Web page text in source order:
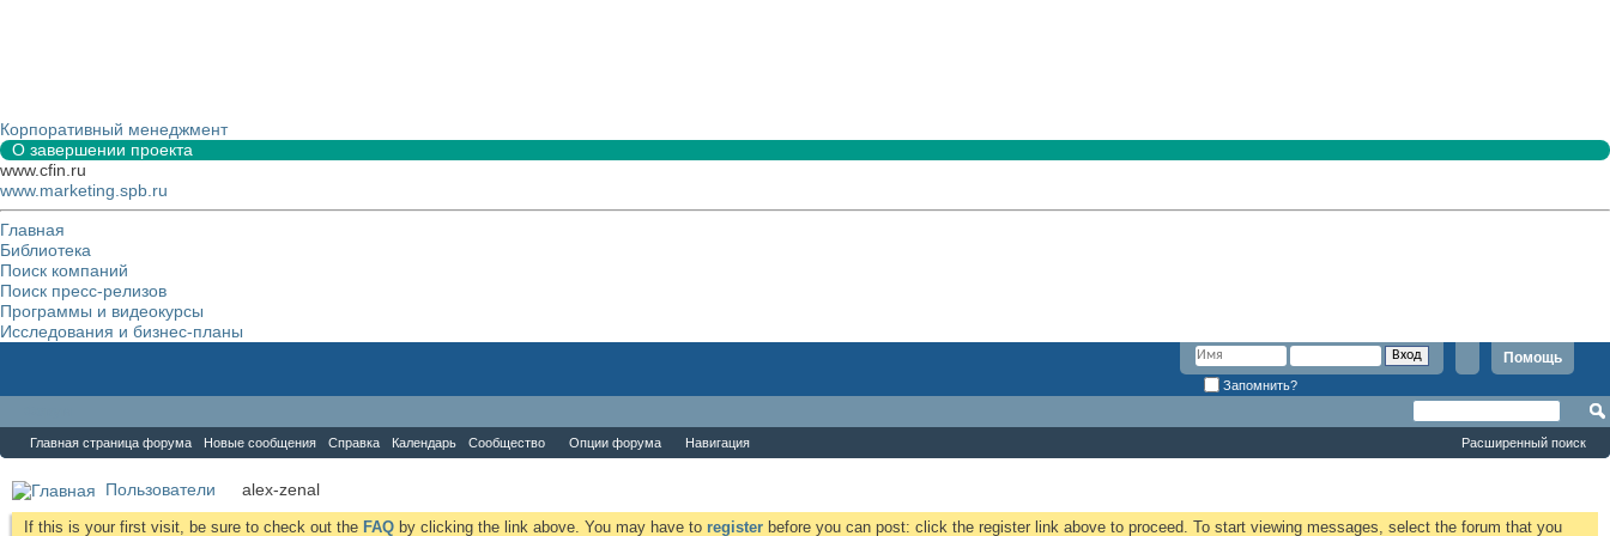
Корпоративный менеджмент
О завершении проекта
www.cfin.ru
www.marketing.spb.ru
Главная
Библиотека
Поиск компаний
Поиск пресс-релизов
Программы и видеокурсы
Исследования и бизнес-планы
Помощь
Запомнить?
Главная страница форума Новые сообщения Справка Календарь Сообщество Опции форума Навигация Расширенный поиск
Пользователи alex-zenal
If this is your first visit, be sure to check out the FAQ by clicking the link above. You may have to register before you can post: click the register link above to proceed. To start viewing messages, select the forum that you